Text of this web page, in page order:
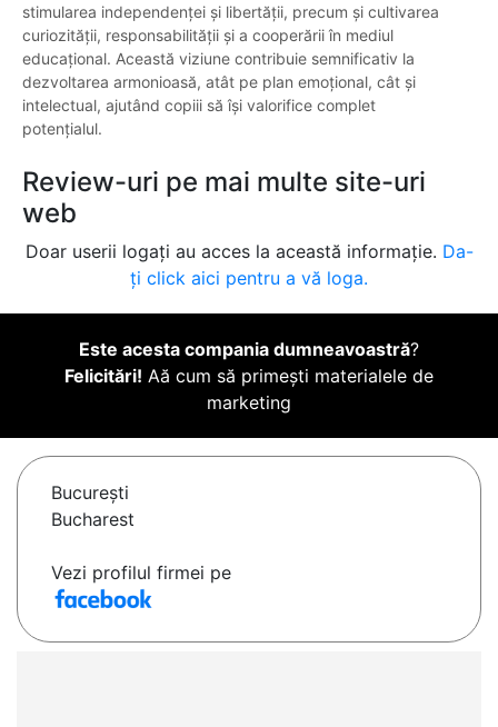
stimularea independenței și libertății, precum și cultivarea
curiozității, responsabilității și a cooperării în mediul
educațional. Această viziune contribuie semnificativ la
dezvoltarea armonioasă, atât pe plan emoțional, cât și
intelectual, ajutând copiii să își valorifice complet
potențialul.
Review-uri pe mai multe site-uri
web
Doar userii logați au acces la această informație. Da-
ți click aici pentru a vă loga.
Este acesta compania dumneavoastră?
Felicitări! Aă cum să primești materialele de
marketing
Bucureşti
Bucharest
Vezi profilul firmei pe